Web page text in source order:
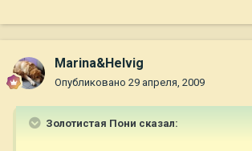
Marina&Helvig
Опубликовано 29 апреля, 2009
Золотистая Пони сказал: